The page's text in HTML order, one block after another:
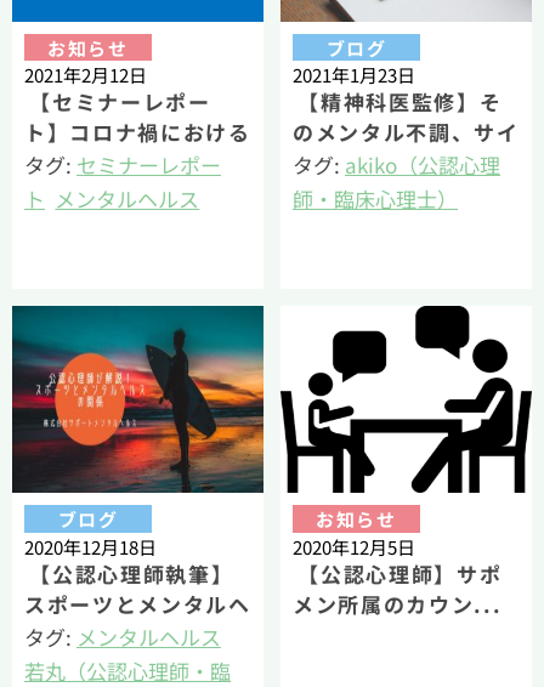
お知らせ
2021年2月12日
【セミナーレポー
ト】コロナ禍における
児童生徒の心のケアと
支援体制の充実
タグ: セミナーレポー
ト メンタルヘルス
キスパートアドバイザ
ー）
ブログ
2021年1月23日
【精神科医監修】そ
のメンタル不調、サイ
ンかも？｜ビジネスパ
ーソン必見！
タグ: akiko（公認心理
師・臨床心理士）
産業精神保健
籔（公認心理師・臨床
心理士）
ブログ
2020年12月18日
【公認心理師執筆】
スポーツとメンタルヘ
ルスの関係
タグ: メンタルヘルス
若丸（公認心理師・臨
お知らせ
2020年12月5日
【公認心理師】サポ
メン所属のカウン...